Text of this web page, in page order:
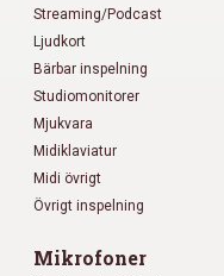
Streaming/Podcast
Ljudkort
Bärbar inspelning
Studiomonitorer
Mjukvara
Midiklaviatur
Midi övrigt
Övrigt inspelning
Mikrofoner